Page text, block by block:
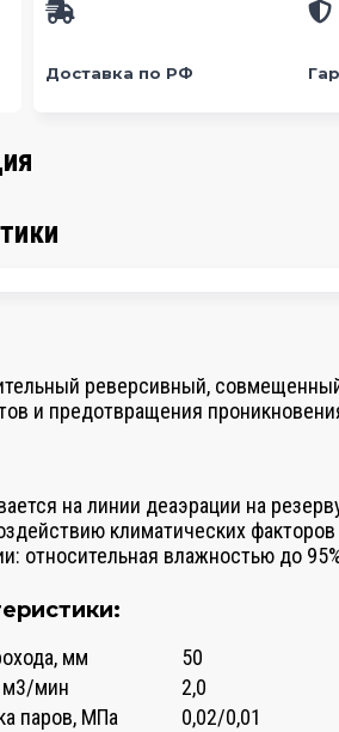
Доставка по РФ
реверсивный,
и предотвращения
на линии деаэрации на
климатических
относительная влажностью до
мм
50
м3/мин
2,0
паров, МПа
0,02/0,01